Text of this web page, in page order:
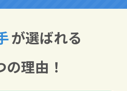
が選ばれる
の理由！